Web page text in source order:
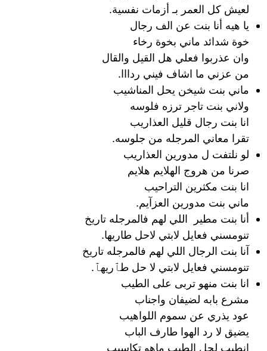
لعيش كل العمر بـ أزمات نفسية.
يا هيه أنا بنت عن الف رجال
خوة شدائد ماني بخوة رخاء
وان عذربوا فعلي هل القيل والقال
من عزني ما اشاف فيني ردااا.
ماني بنت شيخن يحل المناشيب
ولاني بنت تاجر ترزه فلوسه
انا بنت رجال قليل العذاريب
تقرا معاني المرجله من جلوسه.
لو نلتفت ل مدورين العذاريب
صرنا من هروج الهلايم هلايم
انا بنت مكثرين التراحيب
ماني بنت مدورين العزآيم.
أنا بنت مطير اللي لهم فالمرجله تاريخ
تنومسني فعايل لابتي لاحل طاريها.
آنا بنت الرجال اللي لهم فالمرجله تاريخ
تنومسني فعايل لابتي لا حل طٱريهٱ.
انا بنت منهو تربى على الطيب
مشرع بابه لضيفان واجناب
عود يذري عن سموم اللواهيب
يضيق لا رد الهوا طارف الباب
انطيب لجل الطيب ماهو تكاسيب